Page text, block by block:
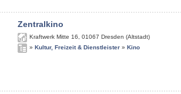
Zentralkino
Kraftwerk Mitte 16 01067 Dresden (Altstadt)
» Kultur, Freizeit & Dienstleister » Kino